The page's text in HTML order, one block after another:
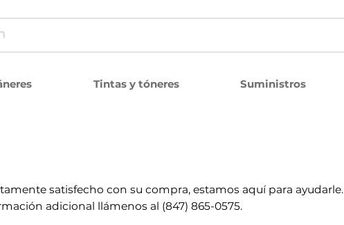
Tintas y tóneres Suministros
satisfecho con su compra, estamos aquí para ayudarle.
adicional llámenos al (847) 865-0575.